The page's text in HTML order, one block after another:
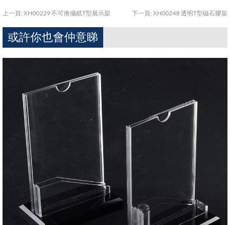
上一頁: XH00229 不可換攝紙T型展示架 下一頁: XH00248 透明T型磁石膠架
或許你也會仲意睇